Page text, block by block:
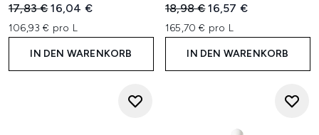
Unverbindliche Preisempfehlung:
17,83 €Aktueller Preis:
16,04 €
106,93 € pro L
IN DEN WARENKORB
Unverbindliche
18,98 €Aktueller Preis:
16,57 €
165,70 € pro L
IN DEN WARENKORB